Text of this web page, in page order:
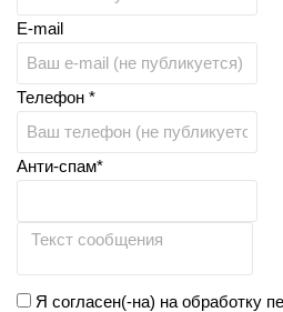
E-mail
Телефон *
Анти-спам*
Я согласен(-на) на обработку